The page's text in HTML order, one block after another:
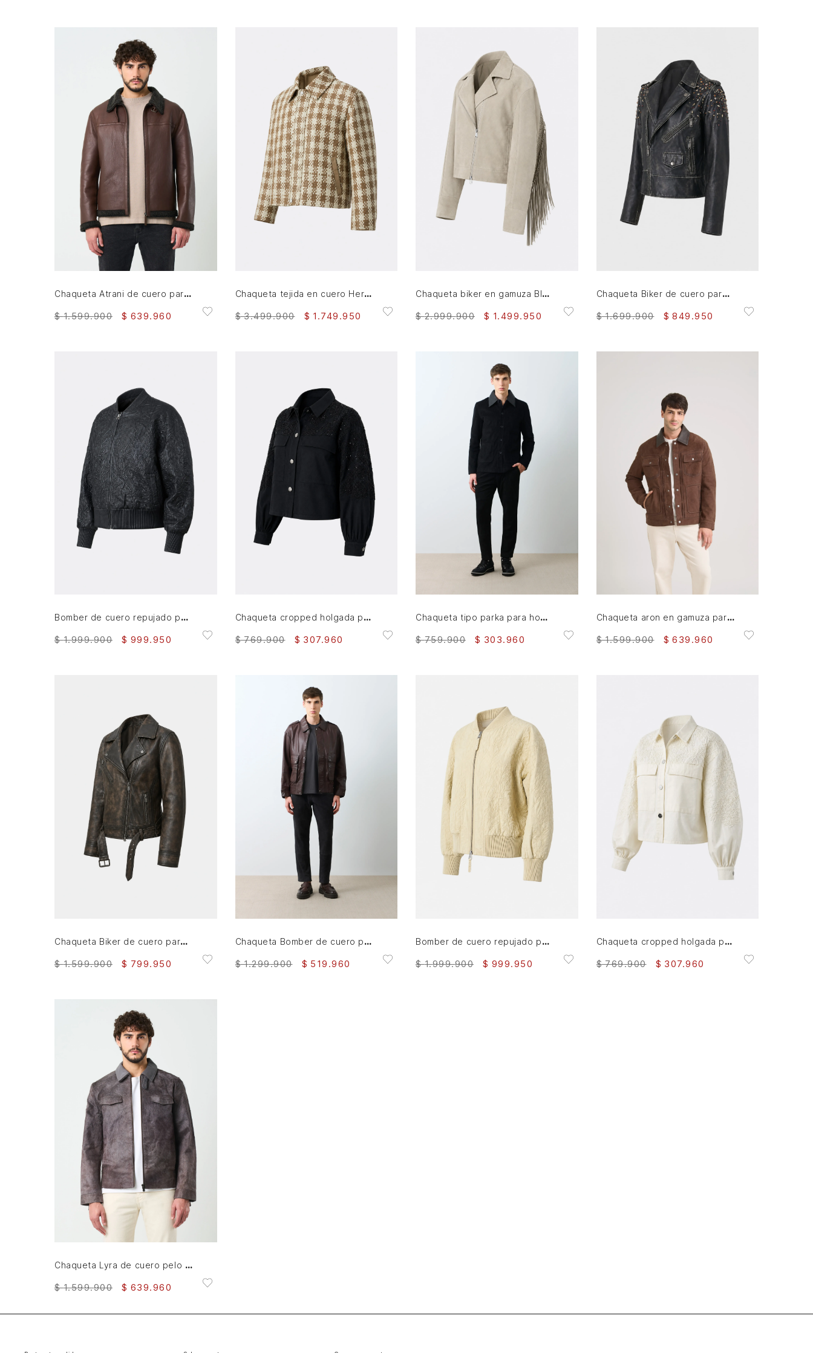
S XL
AGREGAR AL CARRITO
Chaqueta Atrani de cuero para hombre semi ajustada
$ 1.599.900 $ 639.960
Chaqueta tejida en cuero Heritage para mujer
$ 3.499.900 $ 1 .749 .950
Chaqueta biker en gamuza Blade para mujer
$ 2.999.900 $ 1.499.950
Chaqueta Biker de cuero para mujer cristales
$ 1.699.900 $ 849 .950
Bomber de cuero repujado para mujer Sira
$ 1.999.900 $ 999.950
Chaqueta cropped holgada para mujer Tritón
$ 769.900 $ 307.960
L XL XXL
Chaqueta tipo parka para hombre Lumma
$ 759.900 $ 303.960
XXL
Chaqueta aron en gamuza para hombre detalle cuero
$ 1.599.900 $ 639 .960
Chaqueta Biker de cuero para mujer Efos
$ 1.599.900 $ 799.950
L XL
Chaqueta Bomber de cuero para hombre Meridian
$ 1.299.900 $ 519 .960
Bomber de cuero repujado para mujer Sira
$ 1.999.900 $ 999.950
Chaqueta cropped holgada para mujer Tritón
$ 769.900 $ 307.960
XL XXL
Chaqueta Lyra de cuero pelo para hombre silueta Trucker
$ 1.599.900 $ 639.960